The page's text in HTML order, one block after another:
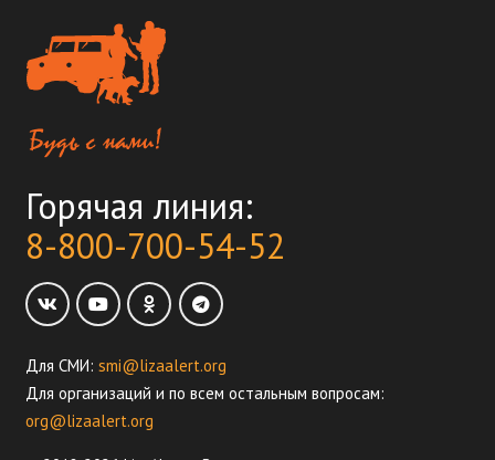
Горячая линия:
8-800-700-54-52
Для СМИ: smi@lizaalert.org
Для организаций и по всем остальным вопросам:
org@lizaalert.org